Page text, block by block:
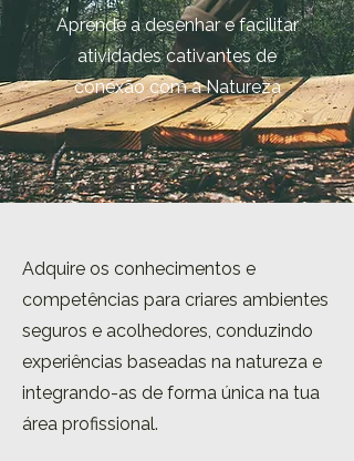
Aprende a desenhar e facilitar
atividades cativantes de
conexão com a Natureza
Adquire os conhecimentos e
competências para criares ambientes
seguros e acolhedores, conduzindo
experiências baseadas na natureza e
integrando-as de forma única na tua
área profissional.